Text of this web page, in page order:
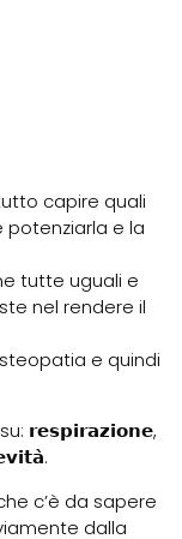
capire quali
potenziarla e la
tutte uguali e
nel rendere il
e quindi
𝗿𝗲𝘀𝗽𝗶𝗿𝗮𝘇𝗶𝗼𝗻𝗲,
c’è da sapere
dalla